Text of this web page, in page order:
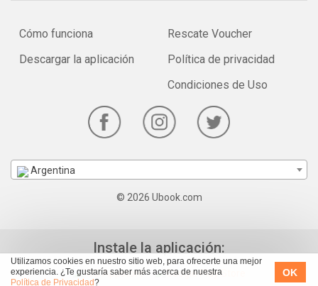
Utilizamos cookies en nuestro sitio web, para ofrecerte una mejor
experiencia. ¿Te gustaría saber más acerca de nuestra
Política de Privacidad?
OK
Cómo funciona
Descargar la aplicación
Rescate Voucher
Política de privacidad
Condiciones de Uso
Argentina
© 2026 Ubook.com
Instale la aplicación: